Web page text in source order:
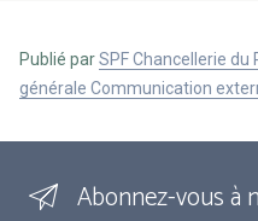
Publié parSPF Chancellerie
générale Communication
Abonnez-vous à